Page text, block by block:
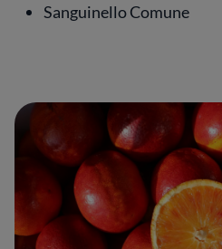
Sanguinello Comune